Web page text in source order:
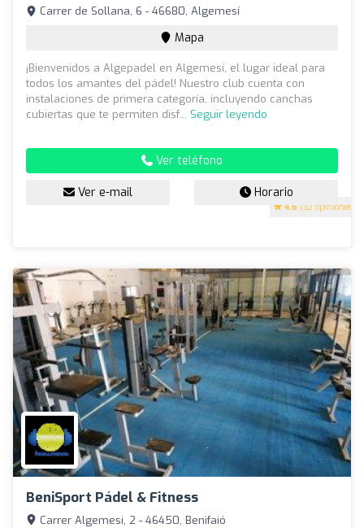
4.6 (32 opiniones)
Carrer de Sollana, 6 - 46680, Algemesí
Mapa
¡Bienvenidos a Algepadel en Algemesí, el lugar ideal para
todos los amantes del pádel! Nuestro club cuenta con
instalaciones de primera categoría, incluyendo canchas
cubiertas que te permiten disf... Seguir leyendo
Ver teléfono
Ver e-mail Horario
BeniSport Pádel & Fitness
Carrer Algemesi, 2 - 46450, Benifaió